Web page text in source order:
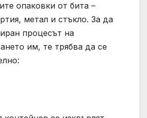
опаковки от бита –
метал и стъкло. За да
процесът на
им, те трябва да се